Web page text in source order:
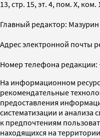
13, стр. 15, эт. 4, пом. X, ком. 1
Главный редактор:
Адрес электронной почты
Номер телефона редакции:
На информационном
рекомендательные
предоставления
систематизации и анализа
к предпочтениям
находящихся на